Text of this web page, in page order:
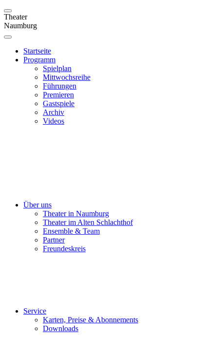
Theater
Naumburg
Startseite
Programm
Spielplan
Mittwochsreihe
Führungen
Premieren
Gastspiele
Archiv
Videos
Über uns
Theater in Naumburg
Theater im Alten Schlachthof
Ensemble & Team
Partner
Freundeskreis
Service
Karten, Preise & Abonnements
Downloads